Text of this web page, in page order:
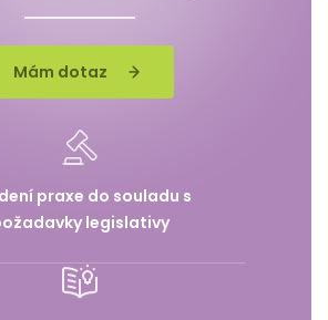
Mám dotaz
praxe do souladu s
legislativy